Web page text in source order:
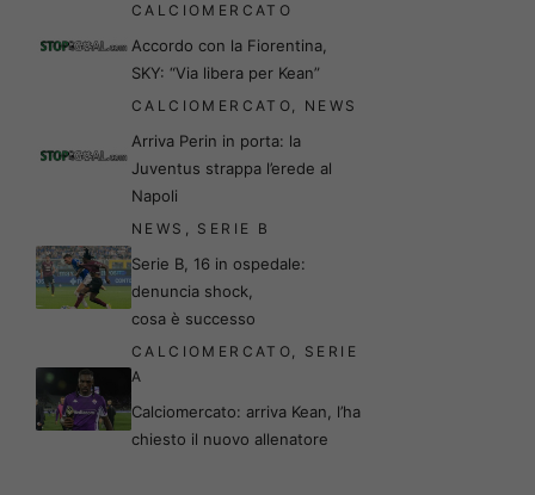
CALCIOMERCATO
Accordo con la Fiorentina,
SKY: “Via libera per Kean”
CALCIOMERCATO, NEWS
Arriva Perin in porta: la
Juventus strappa l’erede al
Napoli
NEWS , SERIE B
Serie B, 16 in ospedale:
denuncia shock,
cosa è successo
CALCIOMERCATO, SERIE
A
Calciomercato: arriva Kean, l’ha
chiesto il nuovo allenatore